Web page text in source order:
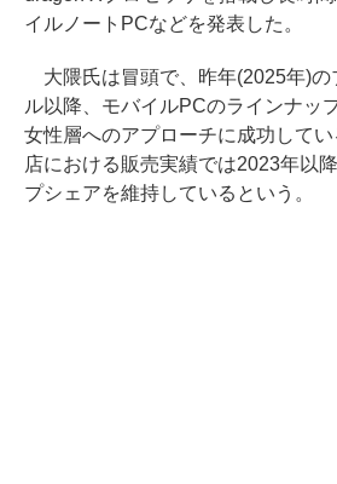
イルノートPCなどを発表した。
大隈氏は冒頭で、昨年(2025年)の
ル以降、モバイルPCのラインナッ
女性層へのアプローチに成功して
店における販売実績では2023年以
プシェアを維持しているという。